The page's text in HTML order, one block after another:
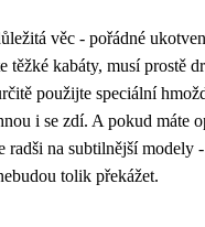
věc - pořádné
těžké kabáty, musí prostě
použijte speciální
i se zdí. A pokud máte
radši na subtilnější modely
tolik překážet.